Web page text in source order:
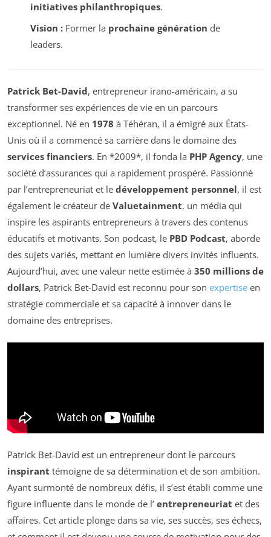
initiatives philanthropiques.
Vision :Former la prochaine génération de
leaders.
Patrick Bet-David, entrepreneur irano-américain, a su
transformer ses expériences de vie en un parcours
exceptionnel. Né en 1978 à Téhéran, il a émigré aux États-
Unis où il a commencé sa carrière dans le domaine des
services financiers. En *2009*, il fonda la PHP Agency, une
société d’assurances qui a rapidement prospéré. Passionné
par l’entrepreneuriat et le développement personnel, il est
également le créateur de Valuetainment, un média qui
inspire les aspirants entrepreneurs à travers des contenus
éducatifs et motivants. Son podcast, le PBD Podcast, aborde
des sujets variés, mettant en lumière divers invités influents.
Aujourd’hui, avec une valeur nette estimée à 350 millions de
dollars, Patrick Bet-David est reconnu pour son expertise en
stratégie commerciale et sa capacité à innover dans le
domaine des entreprises.
Patrick Bet-David est un entrepreneur dont le parcours
inspirant témoigne de sa détermination et de son ambition.
Ayant surmonté de nombreux défis, il s’est établi comme une
figure influente dans le monde de l’ entrepreneuriat et des
affaires. Cet article plonge dans sa vie, ses succès, ses échecs,